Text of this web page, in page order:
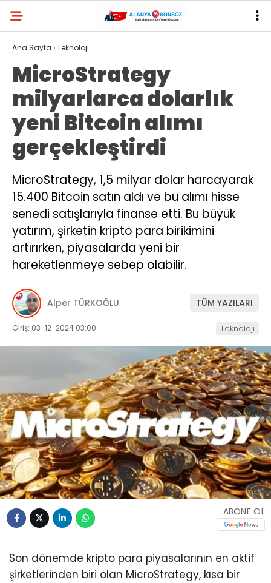
Ana Sayfa ›Teknoloji
MicroStrategy
milyarlarca dolarlık
yeni Bitcoin alımı
gerçekleştirdi
MicroStrategy, 1,5 milyar dolar harcayarak
15.400 Bitcoin satın aldı ve bu alımı hisse
senedi satışlarıyla finanse etti. Bu büyük
yatırım, şirketin kripto para birikimini
artırırken, piyasalarda yeni bir
hareketlenmeye sebep olabilir.
Alper TÜRKOĞLU TÜM YAZILARI
Giriş: 03-12-2024 03:00 Teknoloji
ABONE OL
Son dönemde kripto para piyasalarının en aktif
şirketlerinden biri olan MicroStrategy, kısa bir